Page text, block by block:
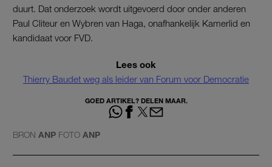
duurt. Dat onderzoek wordt uitgevoerd door onder anderen
Paul Cliteur en Wybren van Haga, onafhankelijk Kamerlid en
kandidaat voor FVD.
Lees ook
Thierry Baudet weg als leider van Forum voor Democratie
GOED ARTIKEL? DELEN MAAR.
BRON ANP FOTO ANP